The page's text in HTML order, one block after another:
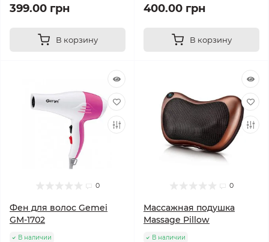
399.00 грн
В корзину
400.00 грн
В корзину
0
Фен для волос Gemei
GM-1702
В наличии
0
Массажная подушка
Massage Pillow
В наличии